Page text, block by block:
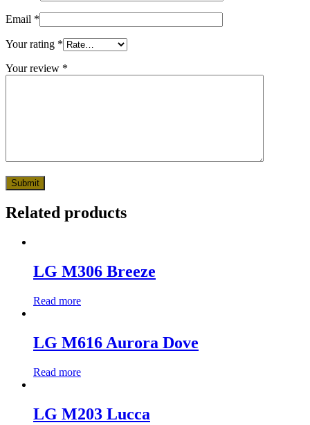
Email *
Your rating *
Your review *
Related products
LG M306 Breeze
Read more
LG M616 Aurora Dove
Read more
LG M203 Lucca